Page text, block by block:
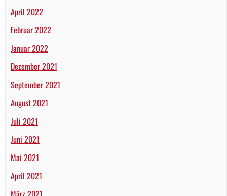
April 2022
Februar 2022
Januar 2022
Dezember 2021
September 2021
August 2021
Juli 2021
Juni 2021
Mai 2021
April 2021